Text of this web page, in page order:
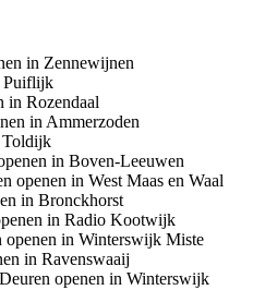
in Zennewijnen
Puiflijk
in Rozendaal
in Ammerzoden
Toldijk
in Boven-Leeuwen
openen in West Maas en Waal
in Bronckhorst
in Radio Kootwijk
openen in Winterswijk Miste
in Ravenswaaij
openen in Winterswijk